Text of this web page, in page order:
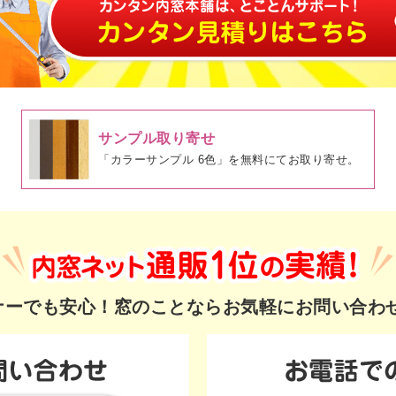
サンプル取り寄せ
「カラーサンプル 6色」を無料にてお取り寄せ。
でも安心！ 窓のことならお気軽にお問い合わ